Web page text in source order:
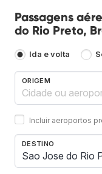
Passagens
do Rio Preto,
Ida e volta
ORIGEM
Incluir aeroportos
DESTINO